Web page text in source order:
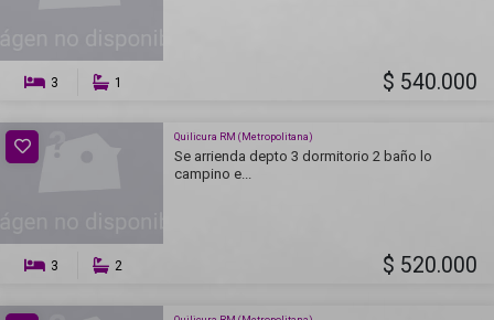
3 1 $ 540.000
Quilicura RM (Metropolitana)
Se arrienda depto 3 dormitorio 2 baño lo
campino e...
3 2 $ 520.000